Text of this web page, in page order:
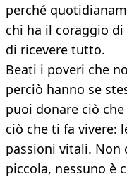
perché
chi ha il coraggio
di ricevere tutto.
Beati i poveri che
perciò hanno se
puoi donare ciò
ciò che ti fa vivere:
passioni vitali. Non
piccola, nessuno è